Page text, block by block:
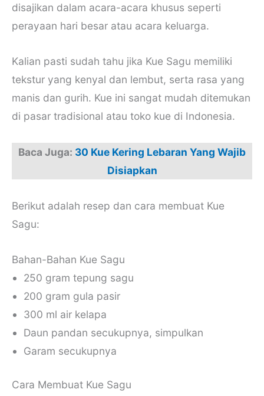
disajikan dalam acara-acara khusus seperti
perayaan hari besar atau acara keluarga.
Kalian pasti sudah tahu jika Kue Sagu memiliki
tekstur yang kenyal dan lembut, serta rasa yang
manis dan gurih. Kue ini sangat mudah ditemukan
di pasar tradisional atau toko kue di Indonesia.
Baca Juga: 30 Kue Kering Lebaran Yang Wajib
Disiapkan
Berikut adalah resep dan cara membuat Kue
Sagu:
Bahan-Bahan Kue Sagu
250 gram tepung sagu
200 gram gula pasir
300 ml air kelapa
Daun pandan secukupnya, simpulkan
Garam secukupnya
Cara Membuat Kue Sagu